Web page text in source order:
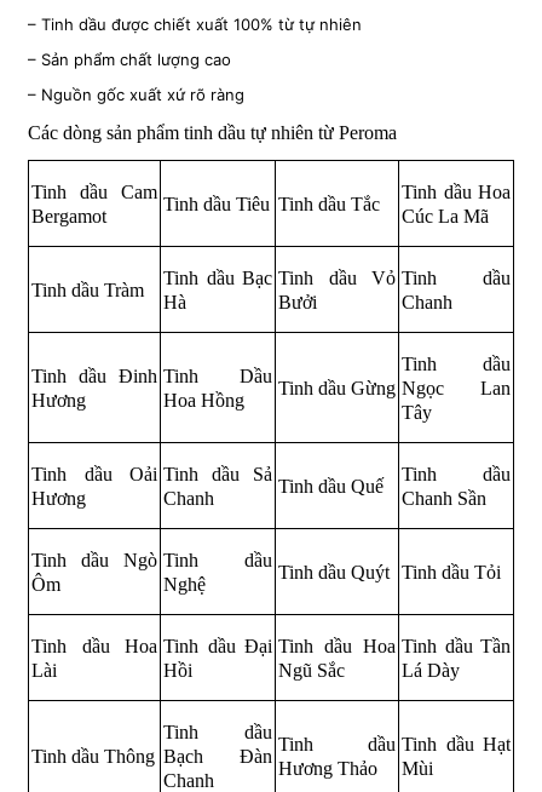
– Tinh dầu được chiết xuất 100% từ tự nhiên
– Sản phẩm chất lượng cao
– Nguồn gốc xuất xứ rõ ràng
Các dòng sản phẩm tinh dầu tự nhiên từ Peroma
Tinh dầu Cam
Bergamot
Tinh dầu Tiêu Tinh dầu Tắc
Tinh dầu Hoa
Cúc La Mã
Tinh dầu Tràm
Tinh dầu Bạc
Hà
Tinh dầu Vỏ
Bưởi
Tinh dầu
Chanh
Tinh dầu Đinh
Hương
Tinh Dầu
Hoa Hồng
Tinh dầu Gừng
Tinh dầu
Ngọc Lan
Tây
Tinh dầu Oải
Hương
Tinh dầu Sả
Chanh
Tinh dầu Quế
Tinh dầu
Chanh Sần
Tinh dầu Ngò
Ôm
Tinh dầu
Nghệ
Tinh dầu Quýt Tinh dầu Tỏi
Tinh dầu Hoa
Lài
Tinh dầu Đại
Hồi
Tinh dầu Hoa
Ngũ Sắc
Tinh dầu Tần
Lá Dày
Tinh dầu Thông
Tinh dầu
Bạch Đàn
Chanh
Tinh dầu
Hương Thảo
Tinh dầu Hạt
Mùi